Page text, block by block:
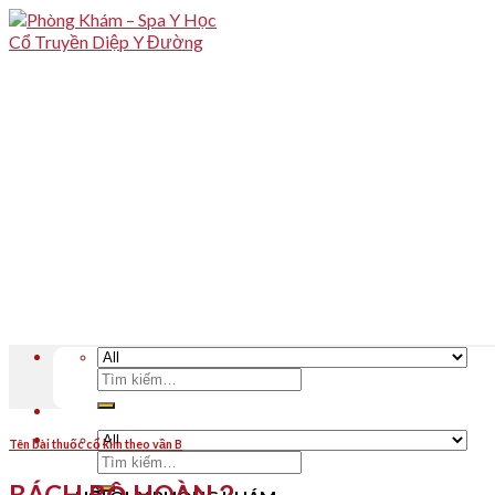
Skip
to
Tìm
kiếm:
Tìm
kiếm:
Tên bài thuốc cổ kim theo vần B